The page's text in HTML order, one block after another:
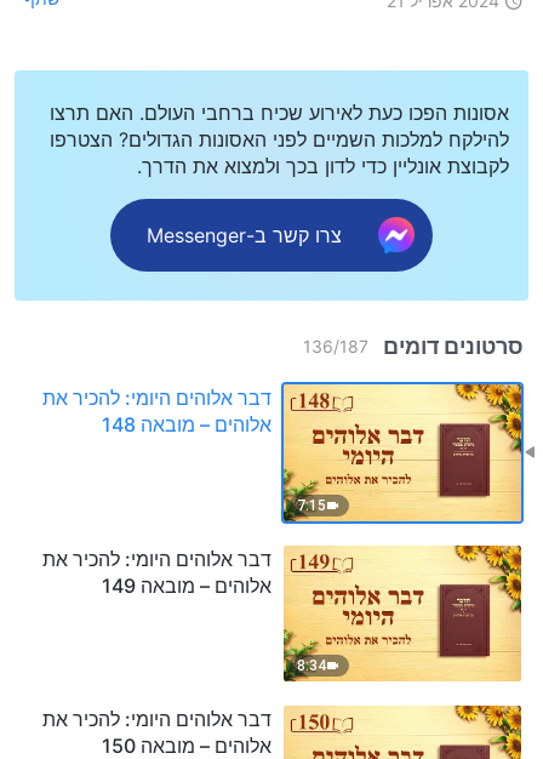
אסונות הפכו כעת לאירוע שכיח ברחבי העולם. האם תרצו
להילקח למלכות השמיים לפני האסונות הגדולים? הצטרפו
לקבוצת אונליין כדי לדון בכך ולמצוא את הדרך.
צרו קשר ב-Messenger
סרטונים דומים 136/187
7:15
דבר אלוהים היומי: להכיר את
אלוהים – מובאה 148
8:34
דבר אלוהים היומי: להכיר את
אלוהים – מובאה 149
דבר אלוהים היומי: להכיר את
אלוהים – מובאה 150